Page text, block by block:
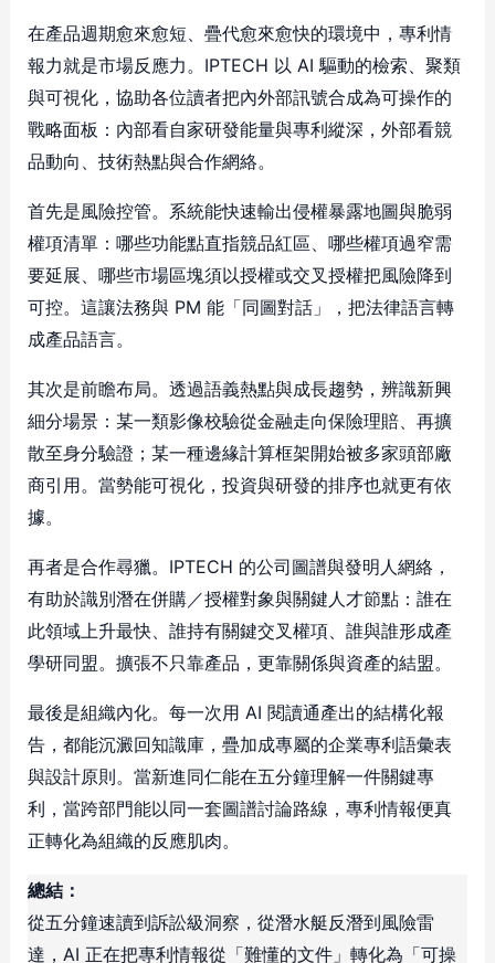
在產品週期愈來愈短、疊代愈來愈快的環境中，專利情
報力就是市場反應力。IPTECH 以 AI 驅動的檢索、聚類
與可視化，協助各位讀者把內外部訊號合成為可操作的
戰略面板：內部看自家研發能量與專利縱深，外部看競
品動向、技術熱點與合作網絡。
首先是風險控管。系統能快速輸出侵權暴露地圖與脆弱
權項清單：哪些功能點直指競品紅區、哪些權項過窄需
要延展、哪些市場區塊須以授權或交叉授權把風險降到
可控。這讓法務與 PM 能「同圖對話」，把法律語言轉
成產品語言。
其次是前瞻布局。透過語義熱點與成長趨勢，辨識新興
細分場景：某一類影像校驗從金融走向保險理賠、再擴
散至身分驗證；某一種邊緣計算框架開始被多家頭部廠
商引用。當勢能可視化，投資與研發的排序也就更有依
據。
再者是合作尋獵。IPTECH 的公司圖譜與發明人網絡，
有助於識別潛在併購／授權對象與關鍵人才節點：誰在
此領域上升最快、誰持有關鍵交叉權項、誰與誰形成產
學研同盟。擴張不只靠產品，更靠關係與資產的結盟。
最後是組織內化。每一次用 AI 閱讀通產出的結構化報
告，都能沉澱回知識庫，疊加成專屬的企業專利語彙表
與設計原則。當新進同仁能在五分鐘理解一件關鍵專
利，當跨部門能以同一套圖譜討論路線，專利情報便真
正轉化為組織的反應肌肉。
總結：
從五分鐘速讀到訴訟級洞察，從潛水艇反潛到風險雷
達，AI 正在把專利情報從「難懂的文件」轉化為「可操